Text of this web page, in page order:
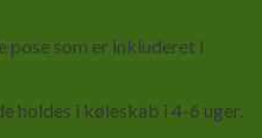
pose som er inkluderet i
holdes i køleskab i 4-6 uger.